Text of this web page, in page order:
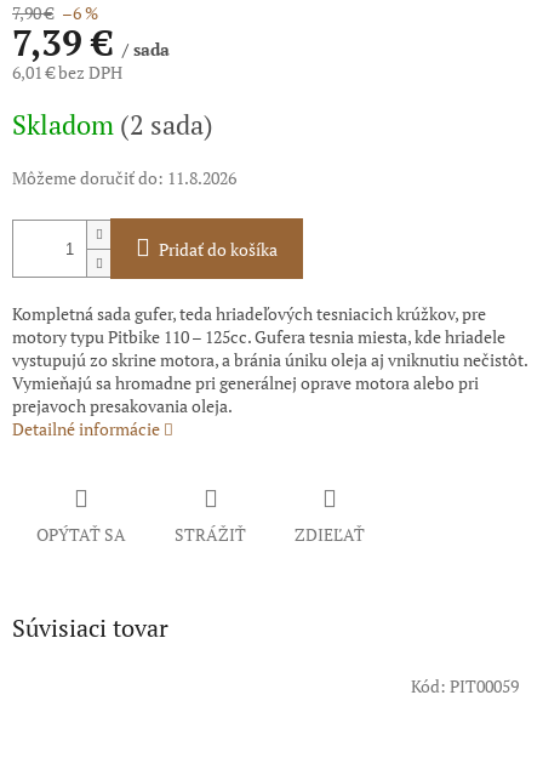
7,90 € –6 %
7,39 €/ sada
6,01 € bez DPH
cena:
Skladom (2 sada)
Môžeme doručiť do: 11.8.2026
Pridať do košíka
Kompletná sada gufer, teda hriadeľových tesniacich krúžkov, pre
motory typu Pitbike 110 – 125cc. Gufera tesnia miesta, kde hriadele
vystupujú zo skrine motora, a bránia úniku oleja aj vniknutiu nečistôt.
Vymieňajú sa hromadne pri generálnej oprave motora alebo pri
prejavoch presakovania oleja.
Detailné informácie
OPÝTAŤ SA STRÁŽIŤ ZDIEĽAŤ
Súvisiaci tovar
Kód: PIT00059